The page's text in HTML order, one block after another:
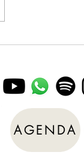
AGENDA